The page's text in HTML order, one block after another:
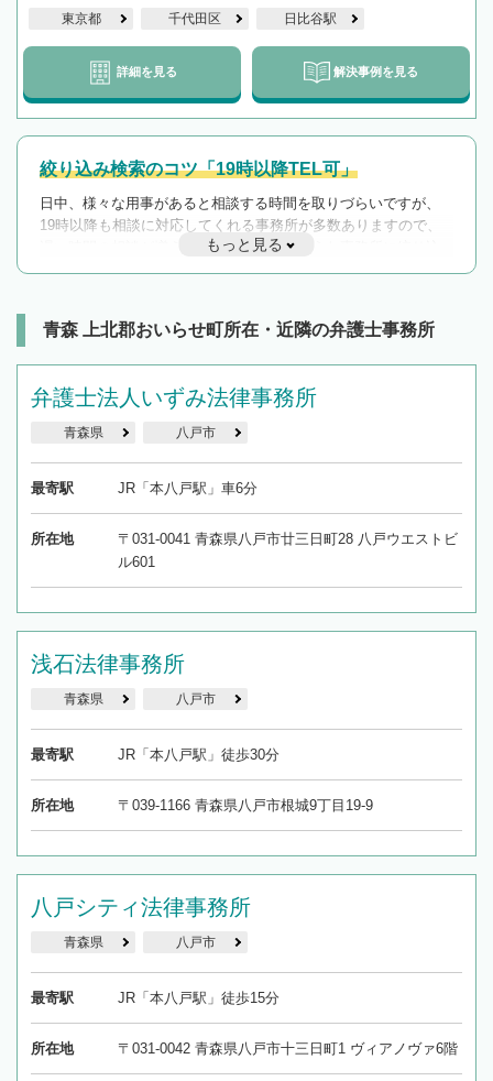
東京都 千代田区 日比谷駅
詳細を見る 解決事例を見る
絞り込み検索のコツ「19時以降TEL可」
日中、様々な用事があると相談する時間を取りづらいですが、
19時以降も相談に対応してくれる事務所が多数ありますので、
遅い時間の相談が増えそうな場合はそのような事務所に絞り込
んで検索してみましょう。
を加えて再検索
もっと見る
青森 上北郡おいらせ町所在・近隣の弁護士事務所
弁護士法人いずみ法律事務所
青森県 八戸市
最寄駅 JR「本八戸駅」車6分
所在地
〒031-0041 青森県八戸市廿三日町28 八戸ウエストビ
ル601
浅石法律事務所
青森県 八戸市
最寄駅 JR「本八戸駅」徒歩30分
所在地 〒039-1166 青森県八戸市根城9丁目19-9
八戸シティ法律事務所
青森県 八戸市
最寄駅 JR「本八戸駅」徒歩15分
所在地 〒031-0042 青森県八戸市十三日町1 ヴィアノヴァ6階